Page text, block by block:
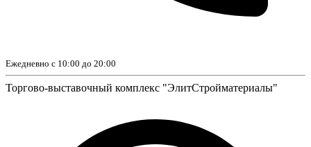
Ежедневно с 10:00 до 20:00
Торгово-выставочный комплекс "ЭлитСтройматериалы"